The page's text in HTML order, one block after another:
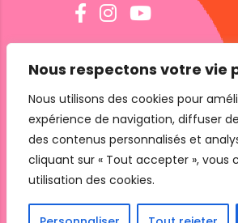
Nous respectons votre vie
Nous utilisons des cookies pour
expérience de navigation, diffuser
des contenus personnalisés et
cliquant sur « Tout accepter », vous
utilisation des cookies.
INFOLETTRE